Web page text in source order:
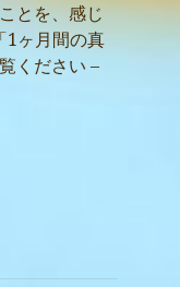
とを、感じ
「1ヶ月間の真
ください –